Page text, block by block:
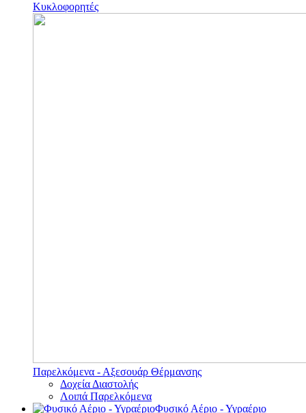
Κυκλοφορητές
Παρελκόμενα - Αξεσουάρ Θέρμανσης
Δοχεία Διαστολής
Λοιπά Παρελκόμενα
Φυσικό Αέριο - Υγραέριο